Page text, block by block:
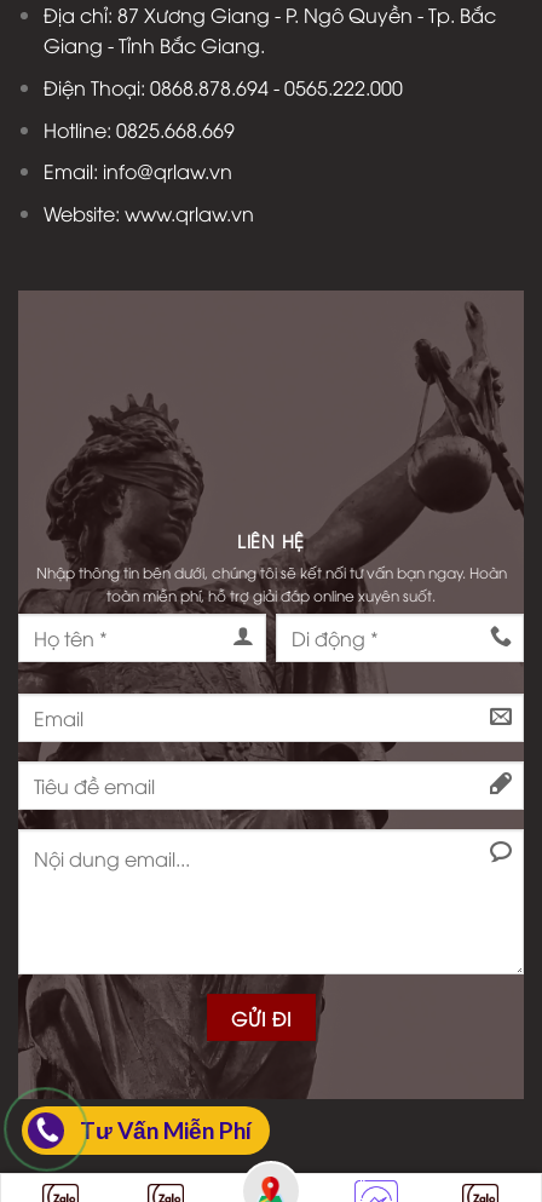
Địa chỉ: 87 Xương Giang - P. Ngô Quyền - Tp. Bắc
Giang - Tỉnh Bắc Giang.
Điện Thoại: 0868.878.694 - 0565.222.000
Hotline: 0825.668.669
Email: info@qrlaw.vn
Website: www.qrlaw.vn
LIÊN HỆ
Nhập thông tin bên dưới, chúng tôi sẽ kết nối tư vấn bạn ngay. Hoàn
toàn miễn phí, hỗ trợ giải đáp online xuyên suốt.
Tư Vấn Miễn Phí